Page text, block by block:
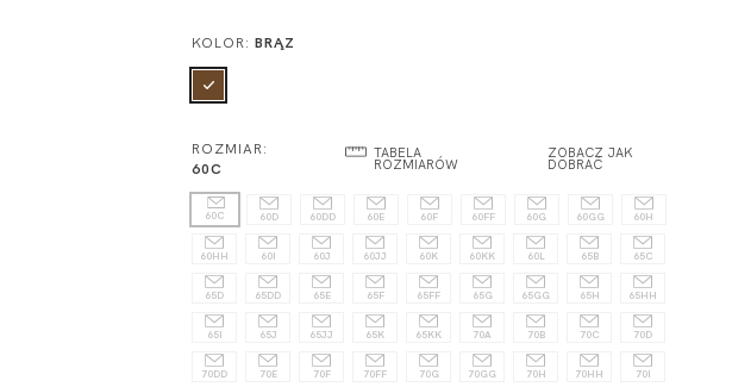
KOLOR:BRĄZ
ROZMIAR:
60C
TABELA
ROZMIARÓW
ZOBACZ JAK
DOBRAĆ
60C 60D 60DD 60E 60F 60FF 60G 60GG 60H
60HH 60I 60J 60JJ 60K 60KK 60L 65B 65C
65D 65DD 65E 65F 65FF 65G 65GG 65H 65HH
65I 65J 65JJ 65K 65KK 70A 70B 70C 70D
70DD 70E 70F 70FF 70G 70GG 70H 70HH 70I